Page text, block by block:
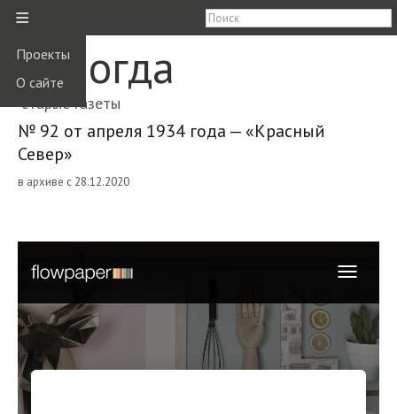
≡
Проекты
О сайте
Вологда
старые газеты
№ 92 от апреля 1934 года — «Красный
Север»
в архиве с 28.12.2020